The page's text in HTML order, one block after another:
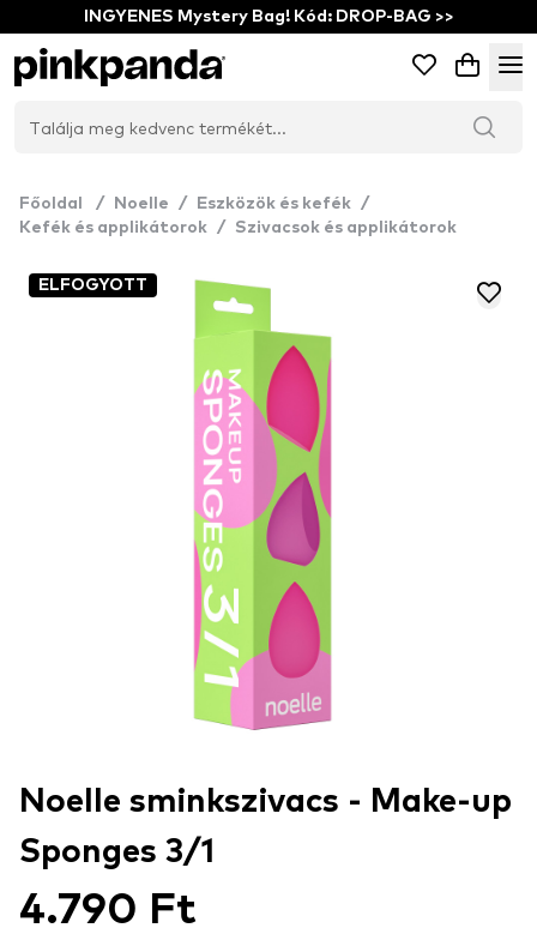
INGYENES Mystery Bag! Kód: DROP-BAG >>
Főoldal / Noelle / Eszközök és kefék /
Kefék és applikátorok / Szivacsok és applikátorok
ELFOGYOTT
Noelle sminkszivacs - Make-up
Sponges 3/1
4.790 Ft